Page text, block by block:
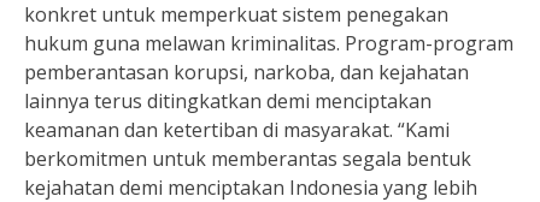
konkret untuk memperkuat sistem penegakan
hukum guna melawan kriminalitas. Program-program
pemberantasan korupsi, narkoba, dan kejahatan
lainnya terus ditingkatkan demi menciptakan
keamanan dan ketertiban di masyarakat. “Kami
berkomitmen untuk memberantas segala bentuk
kejahatan demi menciptakan Indonesia yang lebih